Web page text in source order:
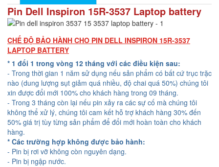
Pin Dell Inspiron 15R-3537 Laptop battery
CHẾ ĐỘ BẢO HÀNH CHO PIN DELL INSPIRON 15R-3537
LAPTOP BATTERY
* 1 đổi 1 trong vòng 12 tháng với các điều kiện sau:
- Trong thời gian 1 năm sử dụng nếu sản phẩm có bất cứ trục trặc
nào (dung lượng sụt giảm quá nhiều, độ chai quá 50%) chúng tôi
xin được đổi mới 100% cho khách hàng trong 09 tháng.
- Trong 3 tháng còn lại nếu pin xảy ra các sự cố mà chúng tôi
không thể xử lý, chúng tôi cam kết hỗ trợ khách hàng 30% đến
50% giá trị tùy từng sản phẩm để đổi mới hoàn toàn cho khách
hàng.
* Các trường hợp không được bảo hành:
- Pin bị rơi vỡ không còn nguyên dạng.
- Pin bị ngập nước.